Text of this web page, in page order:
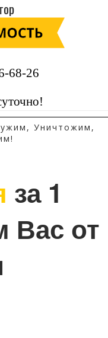
68-26
Уничтожим,
за 1
Вас от